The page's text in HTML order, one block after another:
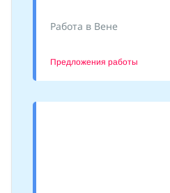
Работа в Вене
Предложения работы